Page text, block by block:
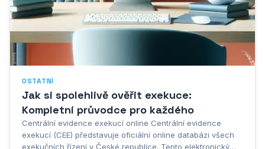
OSTATNÍ
Jak si spolehlivě ověřit exekuce:
Kompletní průvodce pro každého
Centrální evidence exekucí online Centrální evidence
exekucí (CEE) představuje oficiální online databázi všech
exekučních řízení v České republice. Tento elektronický